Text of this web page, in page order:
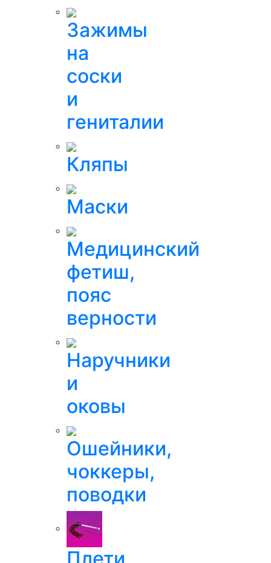
Зажимы
на
соски
и
гениталии
Кляпы
Маски
Медицинский
фетиш,
пояс
верности
Наручники
и
оковы
Ошейники,
чоккеры,
поводки